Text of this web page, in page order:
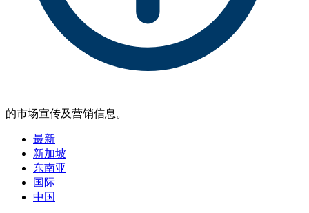
的市场宣传及营销信息。
最新
新加坡
东南亚
国际
中国